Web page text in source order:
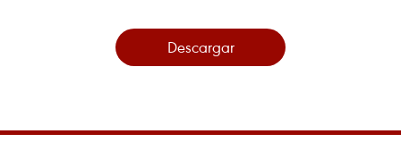
Descargar